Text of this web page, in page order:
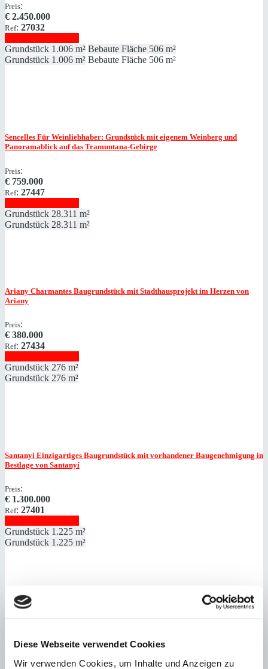
Diese Webseite verwendet Cookies
Wir verwenden Cookies, um Inhalte und Anzeigen zu
Preis:
€ 2.450.000
Ref: 27032
Grundstück 1.006 m² Bebaute Fläche 506 m²
Grundstück 1.006 m² Bebaute Fläche 506 m²
Sencelles Für Weinliebhaber: Grundstück mit eigenem Weinberg und
Panoramablick auf das Tramuntana-Gebirge
Preis:
€ 759.000
Ref: 27447
Grundstück 28.311 m²
Grundstück 28.311 m²
Ariany Charmantes Baugrundstück mit Stadthausprojekt im Herzen von
Ariany
Preis:
€ 380.000
Ref: 27434
Grundstück 276 m²
Grundstück 276 m²
Santanyi Einzigartiges Baugrundstück mit vorhandener Baugenehmigung in
Bestlage von Santanyí
Preis:
€ 1.300.000
Ref: 27401
Grundstück 1.225 m²
Grundstück 1.225 m²
SantanyiIhr Stadthaus in Santanyí: Genehmigtes Bauprojekt in ruhiger
995.000